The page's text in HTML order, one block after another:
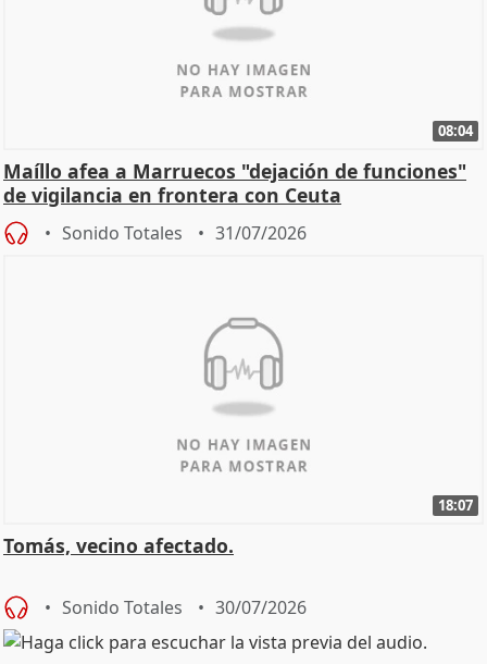
08:04
Maíllo afea a Marruecos "dejación de funciones"
de vigilancia en frontera con Ceuta
Sonido Totales 31/07/2026
18:07
Tomás, vecino afectado.
Sonido Totales 30/07/2026